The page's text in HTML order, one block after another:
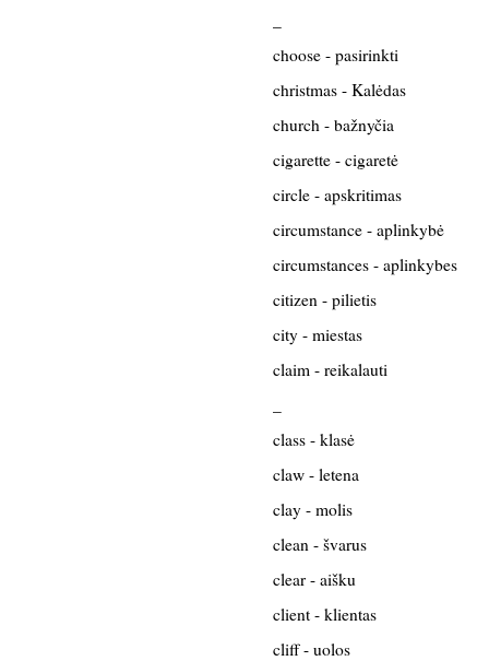
choose - pasirinkti
christmas - Kalėdas
church - bažnyčia
cigarette - cigaretė
circle - apskritimas
circumstance - aplinkybė
circumstances - aplinkybes
citizen - pilietis
city - miestas
claim - reikalauti
class - klasė
claw - letena
clay - molis
clean - švarus
clear - aišku
client - klientas
cliff - uolos